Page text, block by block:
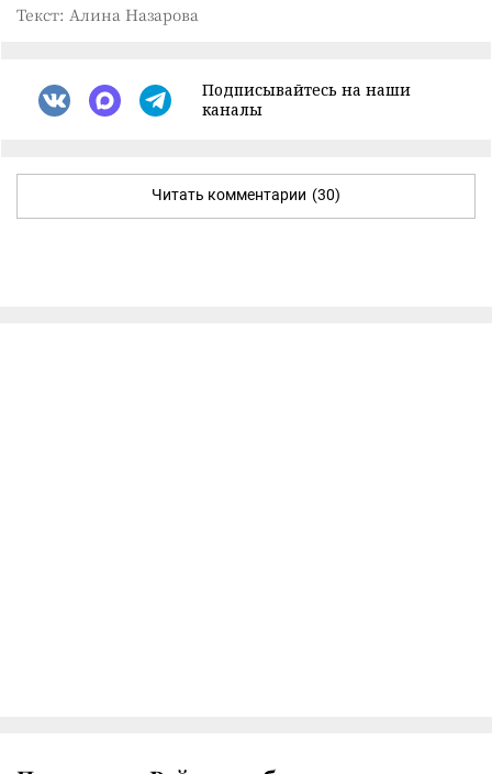
Текст: Алина Назарова
Подписывайтесь на наши
каналы
Читать комментарии (30)